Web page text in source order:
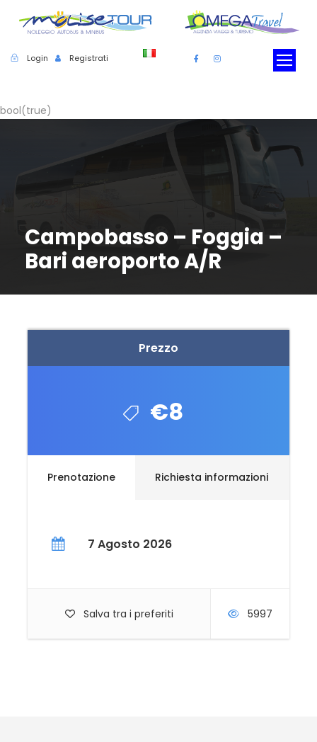
Login Registrati
bool(true)
Campobasso – Foggia –
Bari aeroporto A/R
Prezzo
€8
Prenotazione Richiesta informazioni
7 Agosto 2026
Salva tra i preferiti 5997